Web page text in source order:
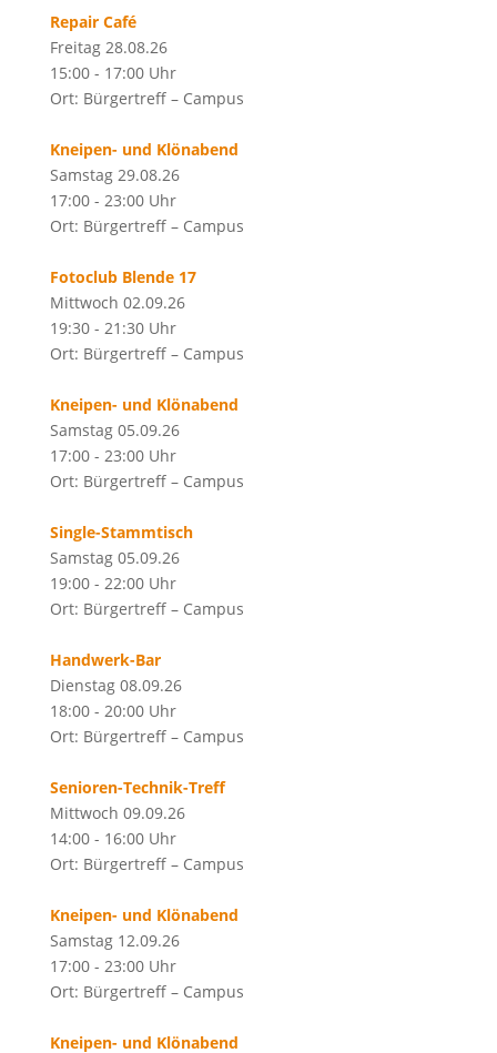
Repair Café
Freitag 28.08.26
15:00 - 17:00 Uhr
Ort: Bürgertreff – Campus
Kneipen- und Klönabend
Samstag 29.08.26
17:00 - 23:00 Uhr
Ort: Bürgertreff – Campus
Fotoclub Blende 17
Mittwoch 02.09.26
19:30 - 21:30 Uhr
Ort: Bürgertreff – Campus
Kneipen- und Klönabend
Samstag 05.09.26
17:00 - 23:00 Uhr
Ort: Bürgertreff – Campus
Single-Stammtisch
Samstag 05.09.26
19:00 - 22:00 Uhr
Ort: Bürgertreff – Campus
Handwerk-Bar
Dienstag 08.09.26
18:00 - 20:00 Uhr
Ort: Bürgertreff – Campus
Senioren-Technik-Treff
Mittwoch 09.09.26
14:00 - 16:00 Uhr
Ort: Bürgertreff – Campus
Kneipen- und Klönabend
Samstag 12.09.26
17:00 - 23:00 Uhr
Ort: Bürgertreff – Campus
Kneipen- und Klönabend